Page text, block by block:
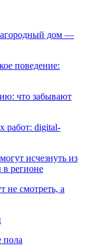
дом —
поведение:
что забывают
работ: digital-
исчезнуть из
регионе
не смотреть, а
пола